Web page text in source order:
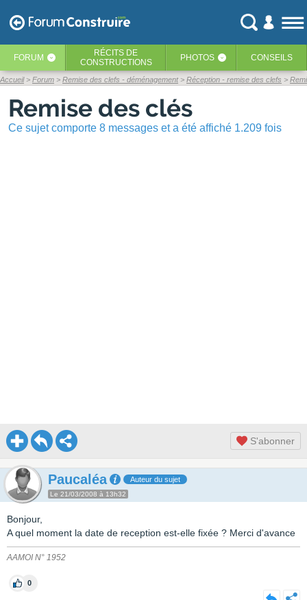
FORUM ‹ RÉCITS DE
CONSTRUCTIONS
PHOTOS ‹ CONSEILS
Accueil Forum Remise des clefs - déménagement Réception - remise des clefs
Remise des clés
Ce sujet comporte 8 messages et a été affiché 1.209 fois
S'abonner
Paucaléa Auteur du sujet
Le 21/03/2008 à 13h32
Bonjour,
A quel moment la date de reception est-elle fixée ? Merci d'avance
AAMOI N° 1952
0